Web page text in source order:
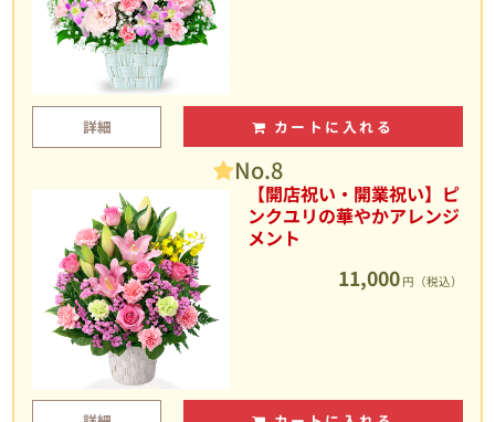
詳細 カートに入れる
No.8
【開店祝い・開業祝い】ピ
ンクユリの華やかアレンジ
メント
11,000 円（税込）